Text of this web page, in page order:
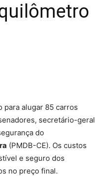
para alugar 85 carros
secretário-geral
do
(PMDB-CE). Os custos
e seguro dos
no preço final.